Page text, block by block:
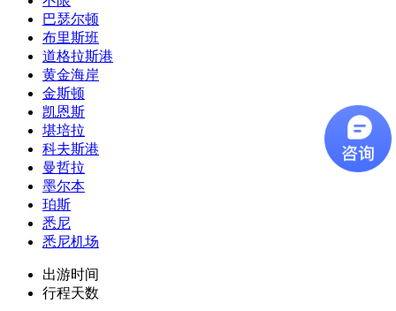
巴瑟尔顿
布里斯班
道格拉斯港
黄金海岸
金斯顿
凯恩斯
堪培拉
科夫斯港
曼哲拉
墨尔本
珀斯
悉尼
悉尼机场
出游时间
行程天数